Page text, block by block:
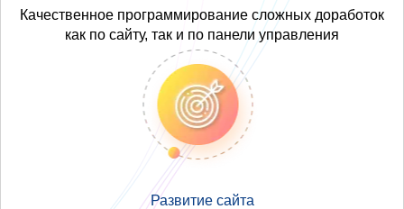
Качественное программирование сложных доработок
как по сайту, так и по панели управления
Развитие сайта